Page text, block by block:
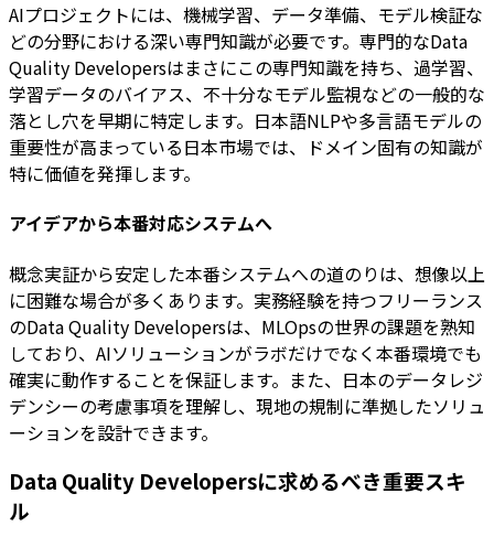
AIプロジェクトには、機械学習、データ準備、モデル検証な
どの分野における深い専門知識が必要です。専門的なData
Quality Developersはまさにこの専門知識を持ち、過学習、
学習データのバイアス、不十分なモデル監視などの一般的な
落とし穴を早期に特定します。日本語NLPや多言語モデルの
重要性が高まっている日本市場では、ドメイン固有の知識が
特に価値を発揮します。
アイデアから本番対応システムへ
概念実証から安定した本番システムへの道のりは、想像以上
に困難な場合が多くあります。実務経験を持つフリーランス
のData Quality Developersは、MLOpsの世界の課題を熟知
しており、AIソリューションがラボだけでなく本番環境でも
確実に動作することを保証します。また、日本のデータレジ
デンシーの考慮事項を理解し、現地の規制に準拠したソリュ
ーションを設計できます。
Data Quality Developersに求めるべき重要スキ
ル